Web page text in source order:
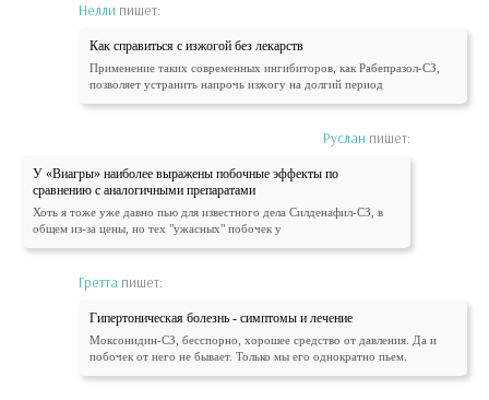
Нелли пишет:
Как справиться с изжогой без лекарств
Применение таких современных ингибиторов, как Рабепразол-СЗ,
позволяет устранить напрочь изжогу на долгий период
Руслан пишет:
У «Виагры» наиболее выражены побочные эффекты по
сравнению с аналогичными препаратами
Хоть я тоже уже давно пью для известного дела Силденафил-СЗ, в
общем из-за цены, но тех "ужасных" побочек у
Гретта пишет:
Гипертоническая болезнь - симптомы и лечение
Моксонидин-СЗ, бесспорно, хорошее средство от давления. Да и
побочек от него не бывает. Только мы его однократно пьем.